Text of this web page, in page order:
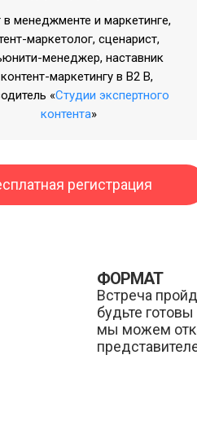
в менеджменте и маркетинге,
маркетолог, сценарист,
менеджер, наставник
маркетингу в В2 В,
«Студии экспертного
контента»
регистрация
ФОРМАТ
Встреча
будьте
мы можем